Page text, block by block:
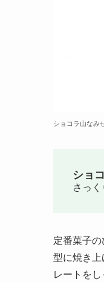
ショコラ山なみ
ショ
さっ
定番菓子
型に焼き
レートを